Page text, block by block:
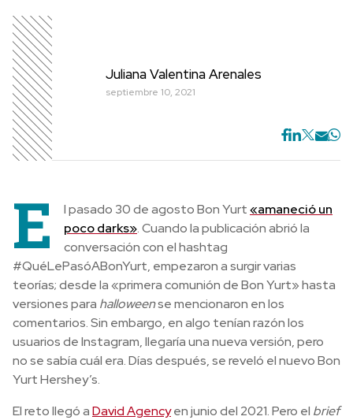
Juliana Valentina Arenales
septiembre 10, 2021
E l pasado 30 de agosto Bon Yurt«amaneció un
poco darks». Cuando la publicación abrió la
conversación con el hashtag
#QuéLePasóABonYurt, empezaron a surgir varias
teorías; desde la «primera comunión de Bon Yurt» hasta
versiones para halloweense mencionaron en los
comentarios. Sin embargo, en algo tenían razón los
usuarios de Instagram, llegaría una nueva versión, pero
no se sabía cuál era. Días después, se reveló el nuevo Bon
Yurt Hershey’s.
El reto llegó aDavid Agencyen junio del 2021. Pero el brief